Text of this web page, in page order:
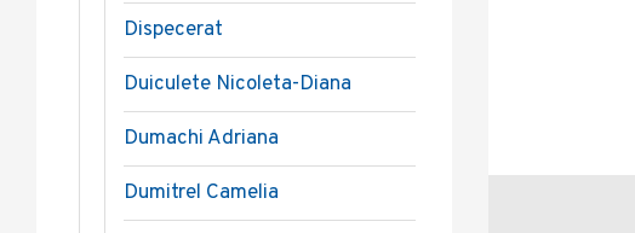
Dispecerat
Duiculete Nicoleta-Diana
Dumachi Adriana
Dumitrel Camelia